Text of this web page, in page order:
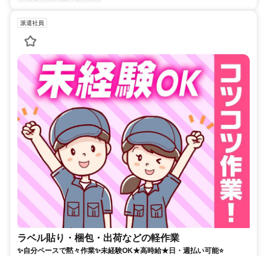
派遣社員
ラベル貼り・梱包・出荷などの軽作業
✨自分ペースで黙々作業✨未経験OK★高時給★日・週払い可能⭐